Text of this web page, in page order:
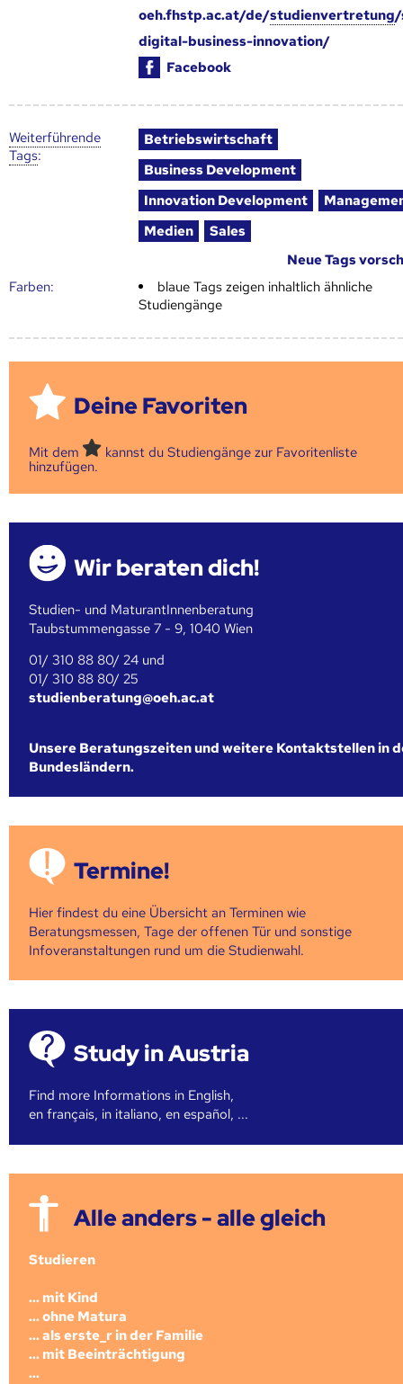
oeh.fhstp.ac.at/de/studienvertretung/
digital-business-innovation/
Facebook
Weiter­führende
Tags:
Betriebswirtschaft
Business Development
Innovation Development
Medien
Sales
Neue Tags
Farben:
blaue Tags zeigen inhaltlich ähnliche
Studiengänge
Deine Favoriten
Mit dem
kannst du Studiengänge zur Favoritenliste
hinzufügen.
Wir beraten dich!
Studien- und MaturantInnenberatung
Taubstummengasse 7 - 9, 1040 Wien
01/ 310 88 80/ 24 und
01/ 310 88 80/ 25
studienberatung@oeh.ac.at
Unsere Beratungszeiten und weitere Kontaktstellen in
Bundesländern.
Termine!
Hier findest du eine Übersicht an Terminen wie
Beratungsmessen, Tage der offenen Tür und sonstige
Infoveranstaltungen rund um die Studienwahl.
Study in Austria
Find more Informations in English,
en français, in italiano, en español, ...
Alle anders - alle gleich
Studieren
... mit Kind
... ohne Matura
... als erste_r in der Familie
... mit Beeinträchtigung
...